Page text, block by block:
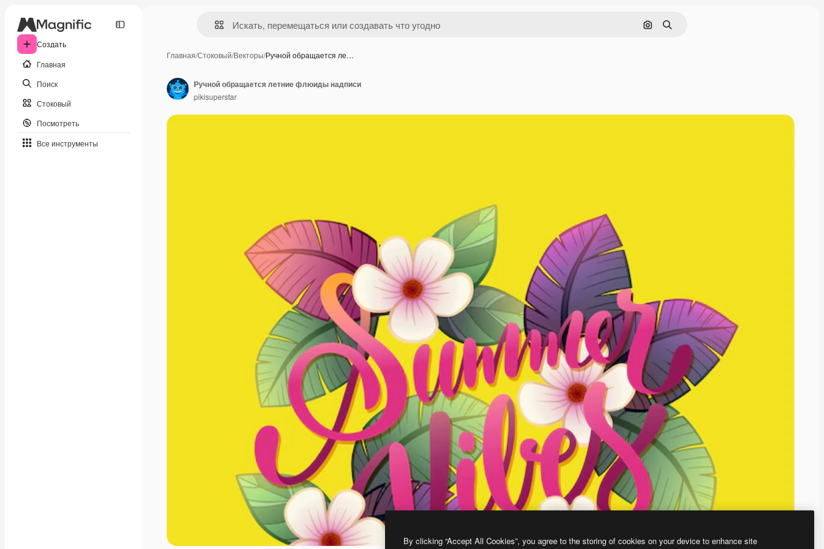
Создать
Главная
Поиск
Стоковый
Посмотреть
Все инструменты
Поиск по изображению
Поиск
Главная/Стоковый/Векторы/Ручной обращается ле…
Ручной обращается летние флюиды надписи
pikisuperstar
By clicking “Accept All Cookies”, you agree to the storing of cookies on your device to enhance site